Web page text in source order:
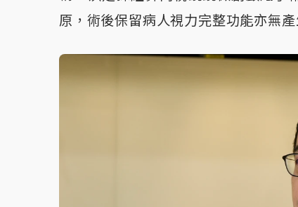
原，術後保留病人視力完整功能亦無產